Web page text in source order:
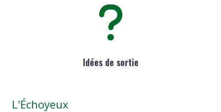
Idées de sortie
L'Échoyeux